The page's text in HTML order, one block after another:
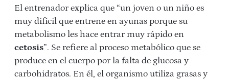
El entrenador explica que “un joven o un niño es
muy difícil que entrene en ayunas porque su
metabolismo les hace entrar muy rápido en
cetosis”. Se refiere al proceso metabólico que se
produce en el cuerpo por la falta de glucosa y
carbohidratos. En él, el organismo utiliza grasas y